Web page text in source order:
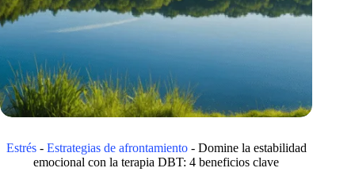
Estrés- Estrategias de afrontamiento- Domine la estabilidad
emocional con la terapia DBT: 4 beneficios clave